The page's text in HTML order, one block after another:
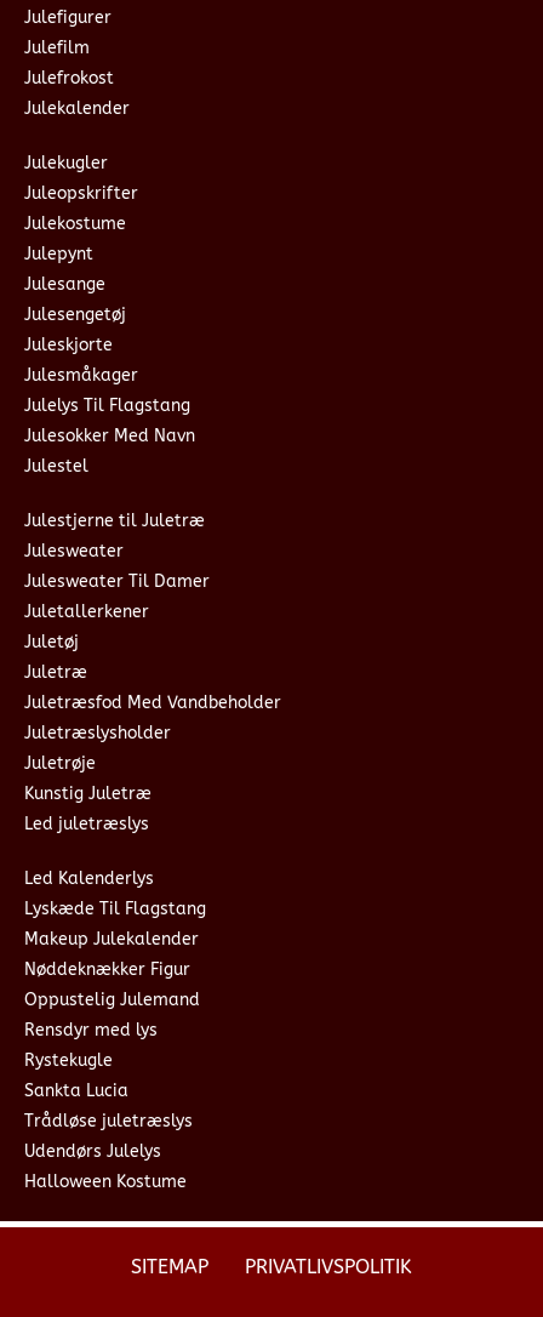
Julefigurer
Julefilm
Julefrokost
Julekalender
Julekugler
Juleopskrifter
Julekostume
Julepynt
Julesange
Julesengetøj
Juleskjorte
Julesmåkager
Julelys Til Flagstang
Julesokker Med Navn
Julestel
Julestjerne til Juletræ
Julesweater
Julesweater Til Damer
Juletallerkener
Juletøj
Juletræ
Juletræsfod Med Vandbeholder
Juletræslysholder
Juletrøje
Kunstig Juletræ
Led juletræslys
Led Kalenderlys
Lyskæde Til Flagstang
Makeup Julekalender
Nøddeknækker Figur
Oppustelig Julemand
Rensdyr med lys
Rystekugle
Sankta Lucia
Trådløse juletræslys
Udendørs Julelys
Halloween Kostume
SITEMAP PRIVATLIVSPOLITIK